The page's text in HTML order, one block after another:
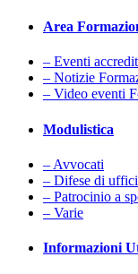
Area
– Eventi
– Notizie
– Video eventi
Modulistica
– Avvocati
– Difese di
– Patrocinio a
– Varie
Informazioni